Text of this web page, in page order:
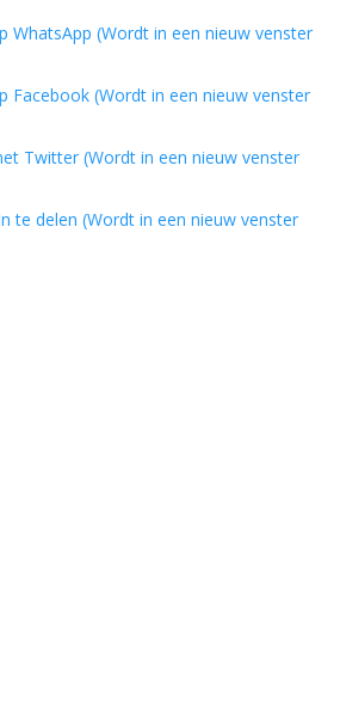
WhatsApp (Wordt in een nieuw venster
Facebook (Wordt in een nieuw venster
Twitter (Wordt in een nieuw venster
te delen (Wordt in een nieuw venster